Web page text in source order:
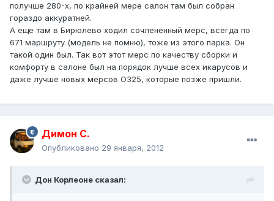
получше 280-х, по крайней мере салон там был собран
гораздо аккуратней.
А еще там в Бирюлево ходил сочлененный мерс, всегда по
671 маршруту (модель не помню), тоже из этого парка. Он
такой один был. Так вот этот мерс по качеству сборки и
комфорту в салоне был на порядок лучше всех икарусов и
даже лучше новых мерсов О325, которые позже пришли.
Димон С.
Опубликовано 29 января, 2012
Дон Корлеоне сказал: